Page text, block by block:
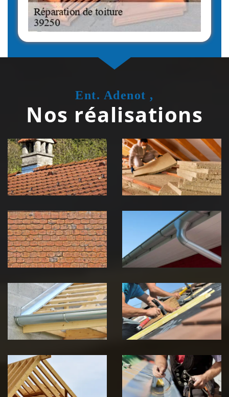
Ent. Adenot ,
Nos réalisations
Couvreur
zingueur 39
Jura
Isolation de
toiture 39
Jura
démoussage de
toiture 39
Jura
pose de
gouttière 39
Jura
Pose de
Chéneau 39
Jura
Réparation de
toiture 39
Jura
Traitement de
charpente 39
Jura
Travaux de
zinguerie 39
Jura